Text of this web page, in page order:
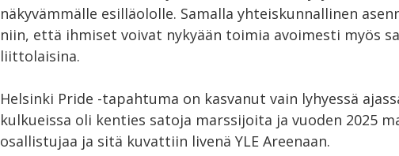
näkyvämmälle esilläololle. Samalla yhteiskunnallinen
niin, että ihmiset voivat nykyään toimia avoimesti myös
liittolaisina.
Helsinki Pride -tapahtuma on kasvanut vain lyhyessä
kulkueissa oli kenties satoja marssijoita ja vuoden 2025
osallistujaa ja sitä kuvattiin livenä YLE Areenaan.